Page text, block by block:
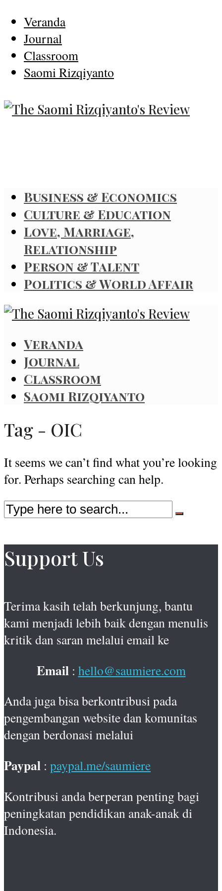
Veranda
Journal
Classroom
Saomi Rizqiyanto
Business & Economics
Culture & Education
Love, Marriage,
Relationship
Person & Talent
Politics & World Affair
Veranda
Journal
Classroom
Saomi Rizqiyanto
Tag - OIC
It seems we can’t find what you’re looking
for. Perhaps searching can help.
Support Us
Terima kasih telah berkunjung, bantu
kami menjadi lebih baik dengan menulis
kritik dan saran melalui email ke
Email : hello@saumiere.com
Anda juga bisa berkontribusi pada
pengembangan website dan komunitas
dengan berdonasi melalui
Paypal : paypal.me/saumiere
Kontribusi anda berperan penting bagi
peningkatan pendidikan anak-anak di
Indonesia.